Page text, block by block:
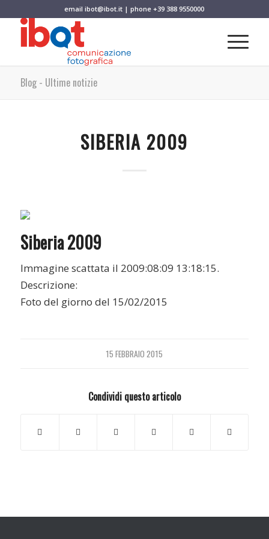
emailibot@ibot.it | phone+39 388 9550000
Blog - Ultime notizie
SIBERIA 2009
Siberia 2009
Immagine scattata il 2009:08:09 13:18:15.
Descrizione:
Foto del giorno del 15/02/2015
15 FEBBRAIO 2015
Condividi questo articolo